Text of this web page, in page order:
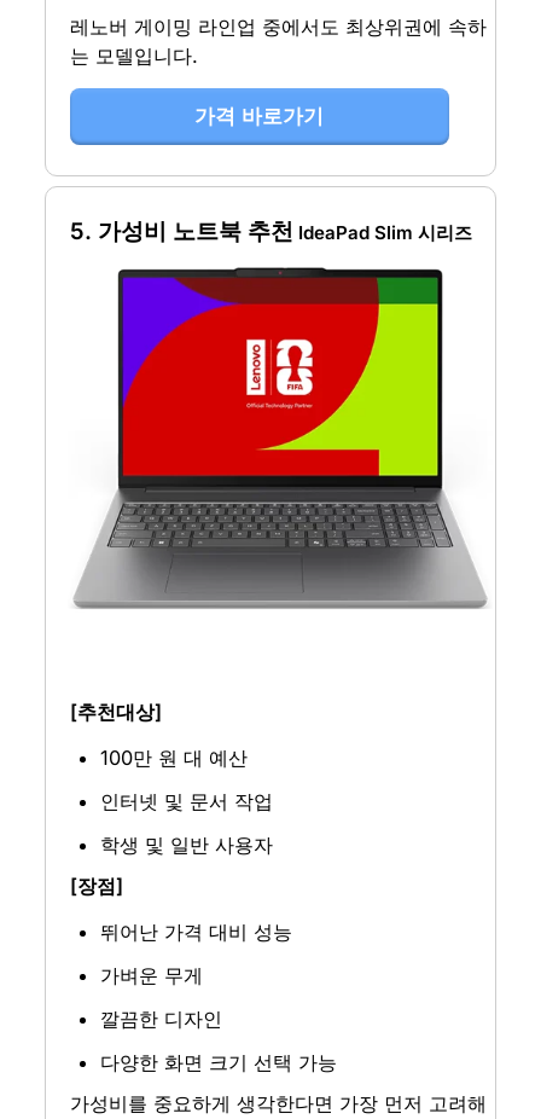
레노버 게이밍 라인업 중에서도 최상위권에 속하
는 모델입니다.
가격 바로가기
5. 가성비 노트북 추천 IdeaPad Slim 시리즈
[추천대상]
100만 원 대 예산
인터넷 및 문서 작업
학생 및 일반 사용자
[장점]
뛰어난 가격 대비 성능
가벼운 무게
깔끔한 디자인
다양한 화면 크기 선택 가능
가성비를 중요하게 생각한다면 가장 먼저 고려해